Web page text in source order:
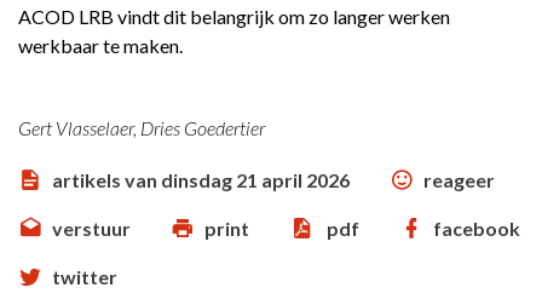
ACOD LRB vindt dit belangrijk om zo langer werken
werkbaar te maken.
Gert Vlasselaer, Dries Goedertier
artikels van dinsdag 21 april 2026 reageer
verstuur print pdf facebook
twitter